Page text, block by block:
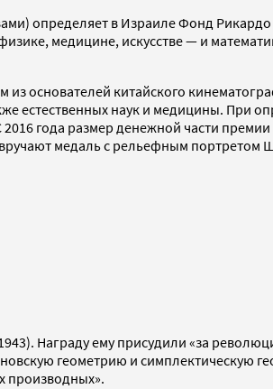
определяет в Израиле Фонд
медицине, искусстве — и
основателей китайского
естественных наук и медицины. При
года размер денежной части
медаль с рельефным портретом
Награду ему присудили «за
геометрию и симплектическую
производных».